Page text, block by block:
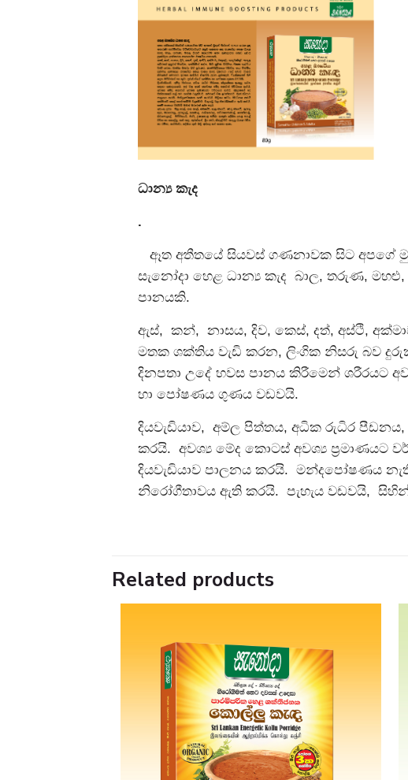
ධාන්‍ය කැද
.
ඈත අතීතයේ සියවස් ගණනාවක සිට අපගේ
සැනෝදා හෙළ ධාන්‍ය කැද බාල, තරුණ,
පානයකි.
ඇස්, කන්, නාසය, දිව, කෙස්, දත්, අස්ථි,
මතක ශක්තිය වැඩි කරන, ලිංගික නිසරු බව
දිනපතා උදේ හවස පානය කිරීමෙන් ශරීරයට
හා පෝෂණය ගුණය වඩවයි.
දියවැඩියාව, අම්ල පිත්තය, අධික රුධිර
කරයි. අවශ්‍ය මේද කොටස් අවශ්‍ය ප්‍රමාණයට
දියවැඩියාව පාලනය කරයි. මන්දපෝෂණය
නිරෝගීතාවය ඇති කරයි. පැහැය වඩවයි,
Related products